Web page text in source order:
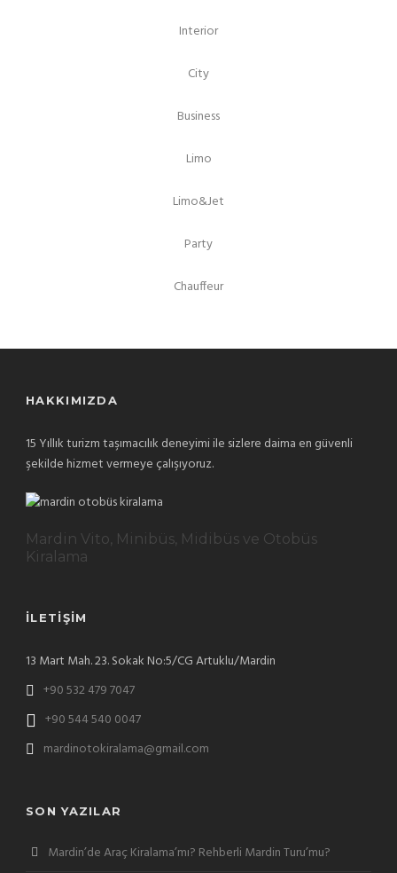
Interior
City
Business
Limo
Limo&Jet
Party
Chauffeur
HAKKIMIZDA
15 Yıllık turizm taşımacılık deneyimi ile sizlere daima en güvenli
şekilde hizmet vermeye çalışıyoruz.
Mardin Vito, Minibüs, Midibüs ve Otobüs
Kiralama
İLETIŞIM
13 Mart Mah. 23. Sokak No:5/CG Artuklu/Mardin
+90 532 479 7047
+90 544 540 0047
mardinotokiralama@gmail.com
SON YAZILAR
Mardin’de Araç Kiralama’mı? Rehberli Mardin Turu’mu?